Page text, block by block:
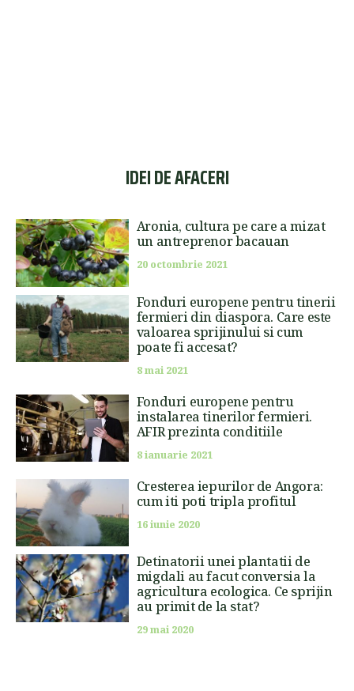
IDEI DE AFACERI
Aronia, cultura pe care a mizat
un antreprenor bacauan
20 octombrie 2021
Fonduri europene pentru tinerii
fermieri din diaspora. Care este
valoarea sprijinului si cum
poate fi accesat?
8 mai 2021
Fonduri europene pentru
instalarea tinerilor fermieri.
AFIR prezinta conditiile
8 ianuarie 2021
Cresterea iepurilor de Angora:
cum iti poti tripla profitul
16 iunie 2020
Detinatorii unei plantatii de
migdali au facut conversia la
agricultura ecologica. Ce sprijin
au primit de la stat?
29 mai 2020